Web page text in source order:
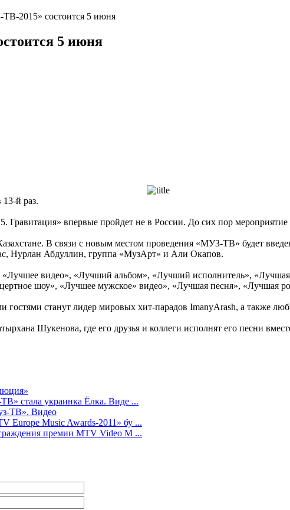
2015» состоится 5 июня
5 июня
й раз.
впервые пройдет не в России. До сих пор
В связи с новым местом проведения «МУЗ-ТВ» будет
Нурлан Абдуллин, группа «МузАрт» и Али Окапов.
видео», «Лучший альбом», «Лучший исполнитель»,
шоу», «Лучшее мужское» видео», «Лучшая песня», «Лучшая
станут лидер мировых хит-парадов ImanyArash, а также
Шукенова, где его друзья и коллеги исполнят его песни
стала украинка Ёлка. Виде ...
ТВ». Видео
Europe Music Awards-2011» бу ...
премии MTV Video M ...